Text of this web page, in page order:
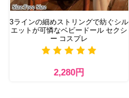
3ラインの細めストリングで紡ぐシル
エットが可憐なベビードール セクシ
ー コスプレ
2,280円